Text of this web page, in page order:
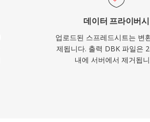
데이터 프라이버시
업로드된 스프레드시트는 변
제됩니다. 출력 DBK 파일은
내에 서버에서 제거됩